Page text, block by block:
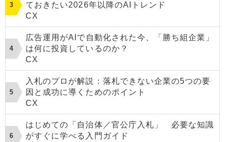
ておきたい2026年以降のAIトレンド
CX
広告運用がAIで自動化された今、「勝ち組企業」
は何に投資しているのか？
CX
入札のプロが解説：落札できない企業の5つの要
因と成功に導くためのポイント
CX
はじめての「自治体／官公庁入札」 必要な知識
がすぐに学べる入門ガイド